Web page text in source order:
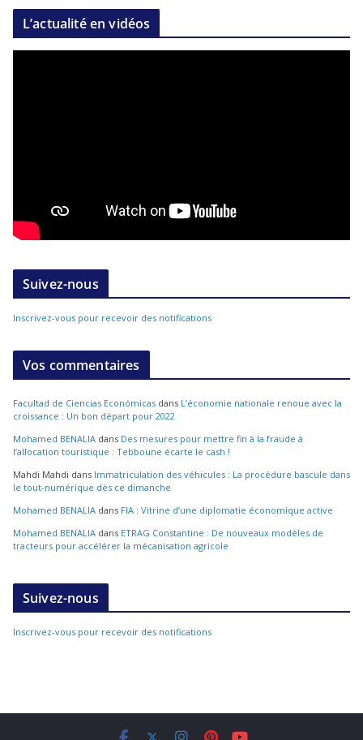
L’actualité en vidéos
Suivez-nous
Inscrivez-vous pour recevoir des notifications
Vos commentaires
Facultad de Ciencias Económicas dans L’économie nationale renoue avec la
croissance : Un bon départ pour 2022
Mohamed BENALIA dans Des mesures pour mettre fin à la fraude à
l’allocation touristique : Tebboune écarte le cash !
Mahdi Mahdi dans Immatriculation des véhicules : La procédure bascule dans
le tout-numérique dès ce dimanche
Mohamed BENALIA dans FIA : Vitrine d’une diplomatie économique active
Mohamed BENALIA dans ETRAG Constantine : De nouveaux modèles de
tracteurs pour accélérer la mécanisation agricole
Suivez-nous
Inscrivez-vous pour recevoir des notifications